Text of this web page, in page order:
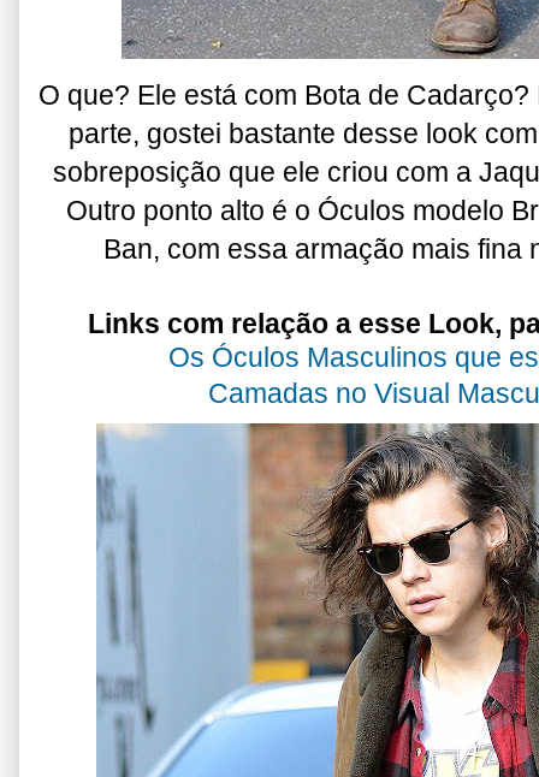
O que? Ele está com Bota de
parte, gostei bastante desse look
sobreposição que ele criou com a
Outro ponto alto é o Óculos modelo
Ban, com essa armação mais fina
Links com relação a esse Look,
Os Óculos Masculinos que
Camadas no Visual